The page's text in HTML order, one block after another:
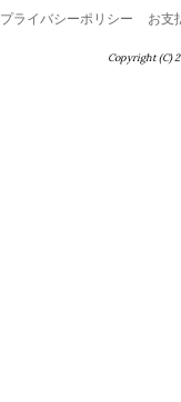
プライバシーポリシー お支
Copyright (C)